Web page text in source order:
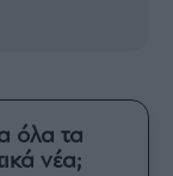
όλα τα
νέα;